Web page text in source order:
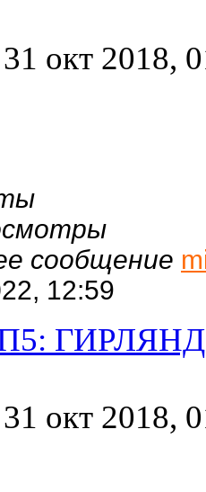
окт 2018,
сообщение
12:59
окт 2018,